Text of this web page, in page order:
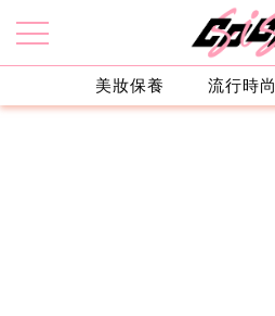
美妝保養 流行時尚